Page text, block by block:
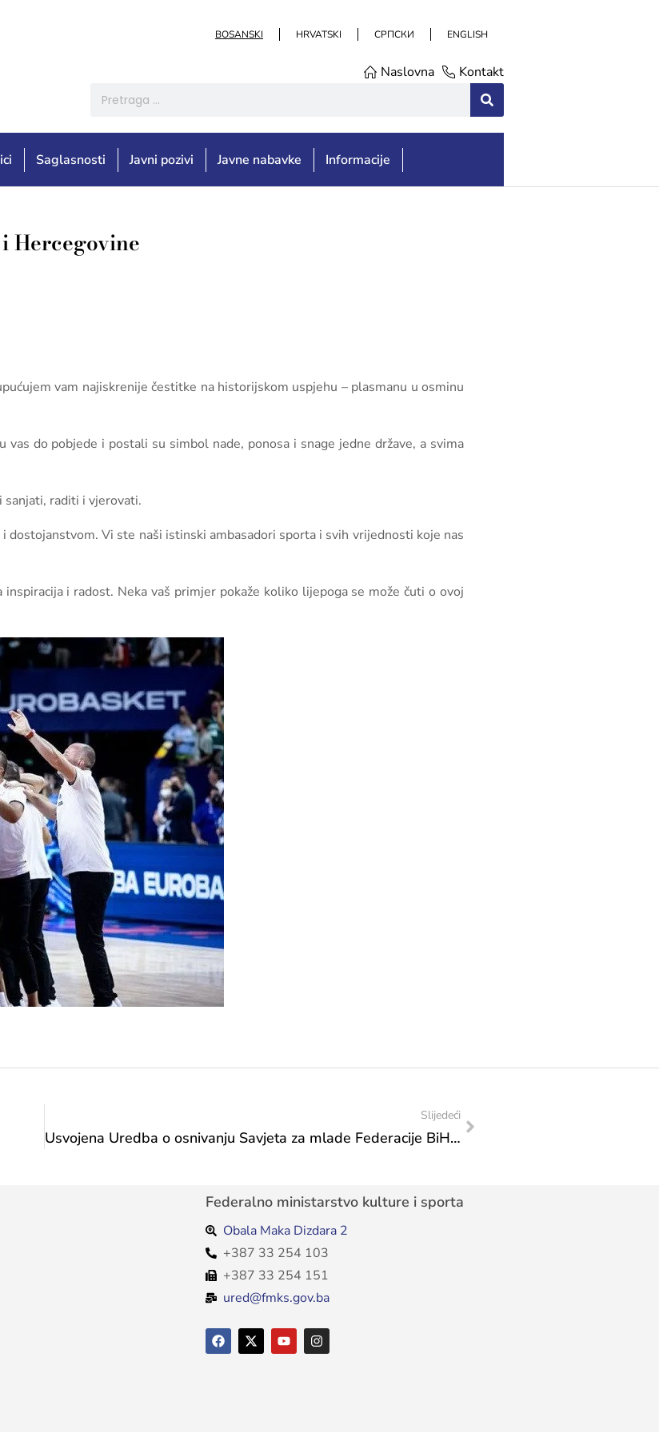
BOSANSKI HRVATSKI СРПСКИ ENGLISH
Naslovna Kontakt
Saglasnosti Javni pozivi Javne nabavke Informacije
Hercegovine
vam najiskrenije čestitke na historijskom uspjehu – plasmanu u osminu
do pobjede i postali su simbol nade, ponosa i snage jedne države, a svima
sanjati, raditi i vjerovati.
Vi ste naši istinski ambasadori sporta i svih vrijednosti koje nas
i radost. Neka vaš primjer pokaže koliko lijepoga se može čuti o ovoj
Slijedeći
Usvojena Uredba o osnivanju Savjeta za mlade Federacije BiH: Nova era strateškog partnerstva sa mladima – Prvi put u Federaciji BiH
Federalno ministarstvo kulture i sporta
Obala Maka Dizdara 2
+387 33 254 103
+387 33 254 151
ured@fmks.gov.ba